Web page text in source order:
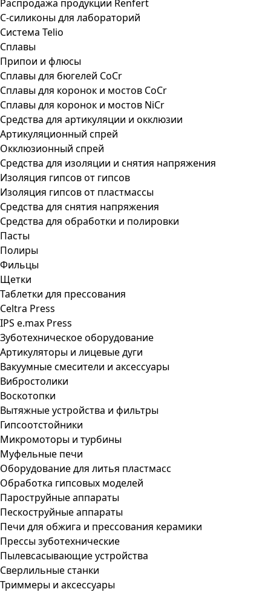
Распродажа продукции Renfert
С-силиконы для лабораторий
Система Telio
Сплавы
Припои и флюсы
Сплавы для бюгелей CoCr
Сплавы для коронок и мостов CoCr
Сплавы для коронок и мостов NiCr
Средства для артикуляции и окклюзии
Артикуляционный спрей
Окклюзионный спрей
Средства для изоляции и снятия напряжения
Изоляция гипсов от гипсов
Изоляция гипсов от пластмассы
Средства для снятия напряжения
Средства для обработки и полировки
Пасты
Полиры
Фильцы
Щетки
Таблетки для прессования
Celtra Press
IPS e.max Press
Зуботехническое оборудование
Артикуляторы и лицевые дуги
Вакуумные смесители и аксессуары
Вибростолики
Воскотопки
Вытяжные устройства и фильтры
Гипсоотстойники
Микромоторы и турбины
Муфельные печи
Оборудование для литья пластмасс
Обработка гипсовых моделей
Пароструйные аппараты
Пескоструйные аппараты
Печи для обжига и прессования керамики
Прессы зуботехнические
Пылевсасывающие устройства
Сверлильные станки
Триммеры и аксессуары